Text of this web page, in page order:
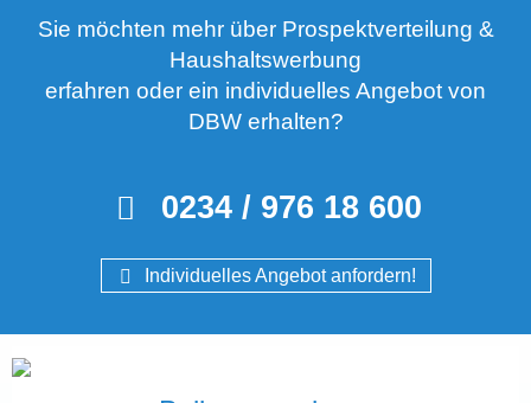
Sie möchten mehr über Prospektverteilung &
Haushaltswerbung
erfahren oder ein individuelles Angebot von
DBW erhalten?
0234 / 976 18 600
Individuelles Angebot anfordern!